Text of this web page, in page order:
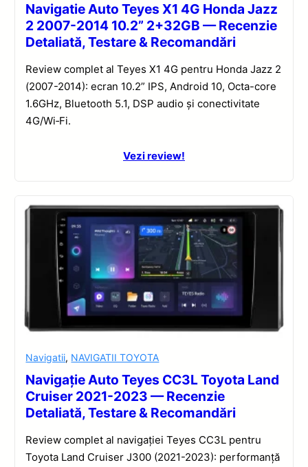
Navigatie Auto Teyes X1 4G Honda Jazz
2 2007-2014 10.2” 2+32GB — Recenzie
Detaliată, Testare & Recomandări
Review complet al Teyes X1 4G pentru Honda Jazz 2
(2007-2014): ecran 10.2” IPS, Android 10, Octa-core
1.6GHz, Bluetooth 5.1, DSP audio și conectivitate
4G/Wi‑Fi.
Vezi review!
Navigatii, NAVIGATII TOYOTA
Navigație Auto Teyes CC3L Toyota Land
Cruiser 2021-2023 — Recenzie
Detaliată, Testare & Recomandări
Review complet al navigației Teyes CC3L pentru
Toyota Land Cruiser J300 (2021-2023): performanță